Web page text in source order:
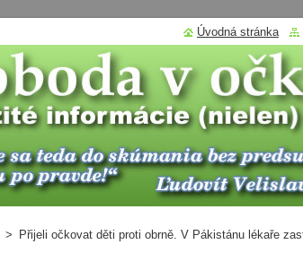
> Přijeli očkovat děti proti obrně. V Pákistánu lékaře
Úvodná stránka